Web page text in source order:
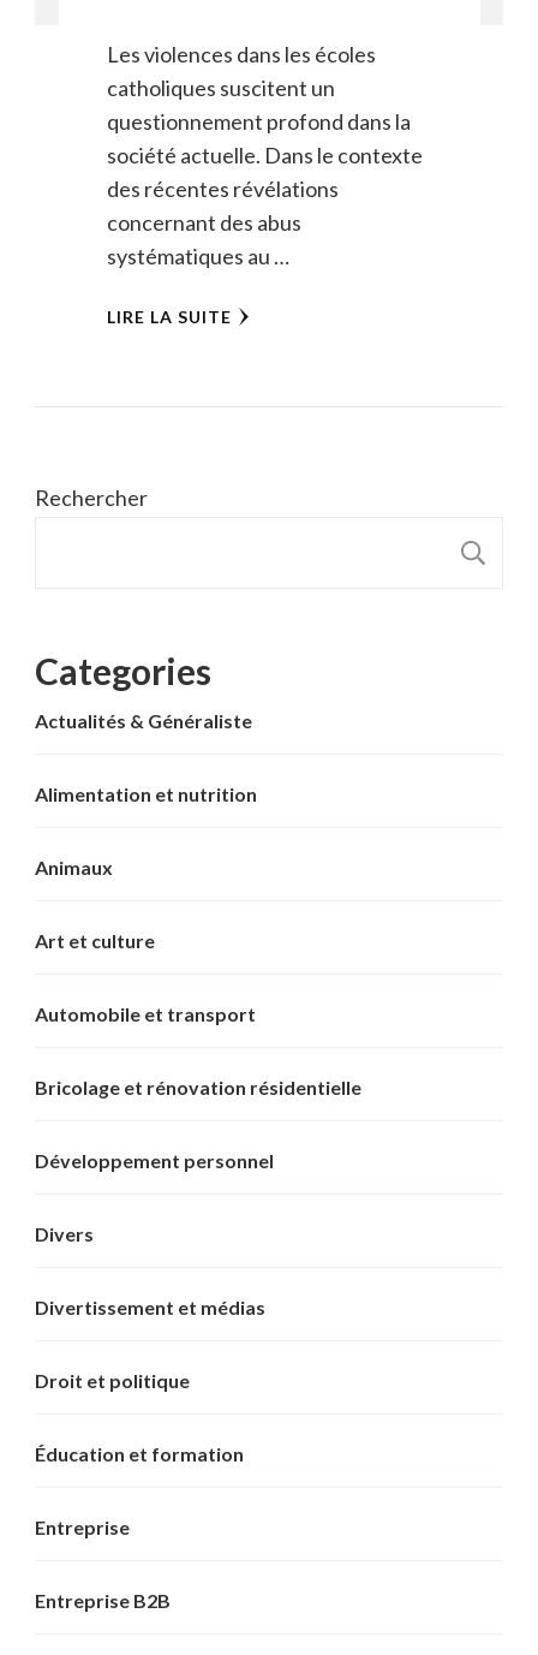
Les violences dans les écoles
catholiques suscitent un
questionnement profond dans la
société actuelle. Dans le contexte
des récentes révélations
concernant des abus
systématiques au …
LIRE LA SUITE
Rechercher
Categories
Actualités & Généraliste
Alimentation et nutrition
Animaux
Art et culture
Automobile et transport
Bricolage et rénovation résidentielle
Développement personnel
Divers
Divertissement et médias
Droit et politique
Éducation et formation
Entreprise
Entreprise B2B